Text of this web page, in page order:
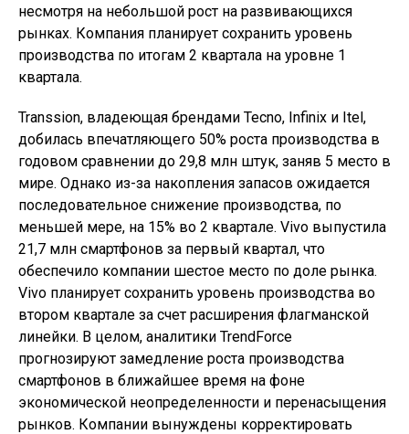
несмотря на небольшой рост на развивающихся
рынках. Компания планирует сохранить уровень
производства по итогам 2 квартала на уровне 1
квартала.
Transsion, владеющая брендами Tecno, Infinix и Itel,
добилась впечатляющего 50% роста производства в
годовом сравнении до 29,8 млн штук, заняв 5 место в
мире. Однако из-за накопления запасов ожидается
последовательное снижение производства, по
меньшей мере, на 15% во 2 квартале. Vivo выпустила
21,7 млн ​​смартфонов за первый квартал, что
обеспечило компании шестое место по доле рынка.
Vivo планирует сохранить уровень производства во
втором квартале за счет расширения флагманской
линейки. В целом, аналитики TrendForce
прогнозируют замедление роста производства
смартфонов в ближайшее время на фоне
экономической неопределенности и перенасыщения
рынков. Компании вынуждены корректировать